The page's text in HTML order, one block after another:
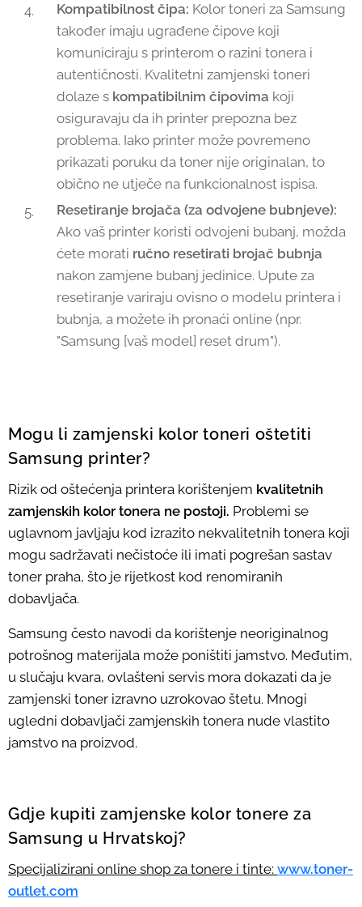
Kompatibilnost čipa: Kolor toneri za Samsung
također imaju ugrađene čipove koji
komuniciraju s printerom o razini tonera i
autentičnosti. Kvalitetni zamjenski toneri
dolaze s kompatibilnim čipovima koji
osiguravaju da ih printer prepozna bez
problema. Iako printer može povremeno
prikazati poruku da toner nije originalan, to
obično ne utječe na funkcionalnost ispisa.
Resetiranje brojača (za odvojene bubnjeve):
Ako vaš printer koristi odvojeni bubanj, možda
ćete morati ručno resetirati brojač bubnja
nakon zamjene bubanj jedinice. Upute za
resetiranje variraju ovisno o modelu printera i
bubnja, a možete ih pronaći online (npr.
"Samsung [vaš model] reset drum").
Mogu li zamjenski kolor toneri oštetiti
Samsung printer?
Rizik od oštećenja printera korištenjem kvalitetnih
zamjenskih kolor tonera ne postoji. Problemi se
uglavnom javljaju kod izrazito nekvalitetnih tonera koji
mogu sadržavati nečistoće ili imati pogrešan sastav
toner praha, što je rijetkost kod renomiranih
dobavljača.
Samsung često navodi da korištenje neoriginalnog
potrošnog materijala može poništiti jamstvo. Međutim,
u slučaju kvara, ovlašteni servis mora dokazati da je
zamjenski toner izravno uzrokovao štetu. Mnogi
ugledni dobavljači zamjenskih tonera nude vlastito
jamstvo na proizvod.
Gdje kupiti zamjenske kolor tonere za
Samsung u Hrvatskoj?
Specijalizirani online shop za tonere i tinte: www.toner-
outlet.com